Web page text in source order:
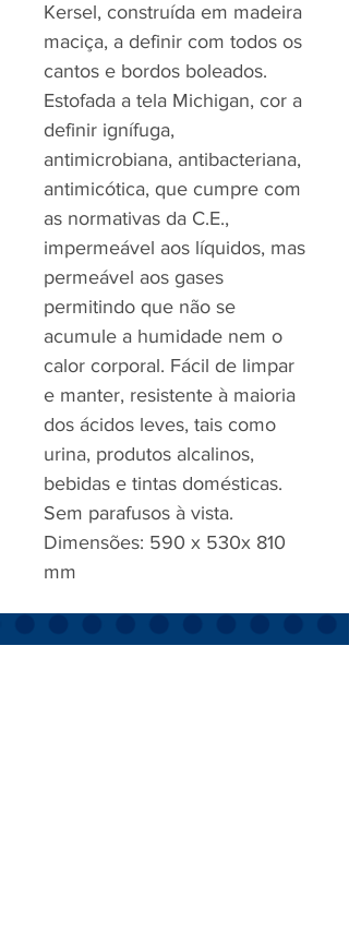
Kersel, construída em madeira
maciça, a definir com todos os
cantos e bordos boleados.
Estofada a tela Michigan, cor a
definir ignífuga,
antimicrobiana, antibacteriana,
antimicótica, que cumpre com
as normativas da C.E.,
impermeável aos líquidos, mas
permeável aos gases
permitindo que não se
acumule a humidade nem o
calor corporal. Fácil de limpar
e manter, resistente à maioria
dos ácidos leves, tais como
urina, produtos alcalinos,
bebidas e tintas domésticas.
Sem parafusos à vista.
Dimensões: 590 x 530x 810
mm